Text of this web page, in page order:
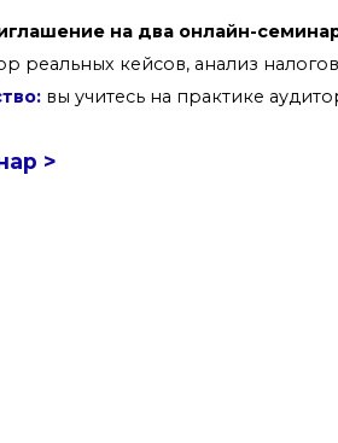
на два онлайн-
реальных кейсов, анализ
вы учитесь на практике
>